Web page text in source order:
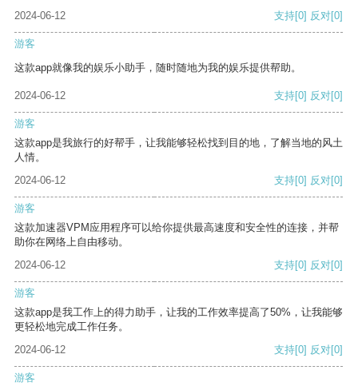
2024-06-12
支持[0] 反对[0]
游客
这款app就像我的娱乐小助手，随时随地为我的娱乐提供帮助。
2024-06-12 支持[0] 反对[0]
游客
这款app是我旅行的好帮手，让我能够轻松找到目的地，了解当地的风土
人情。
2024-06-12
支持[0] 反对[0]
游客
这款加速器VPM应用程序可以给你提供最高速度和安全性的连接，并帮
助你在网络上自由移动。
2024-06-12
支持[0] 反对[0]
游客
这款app是我工作上的得力助手，让我的工作效率提高了50%，让我能够
更轻松地完成工作任务。
2024-06-12
支持[0] 反对[0]
游客